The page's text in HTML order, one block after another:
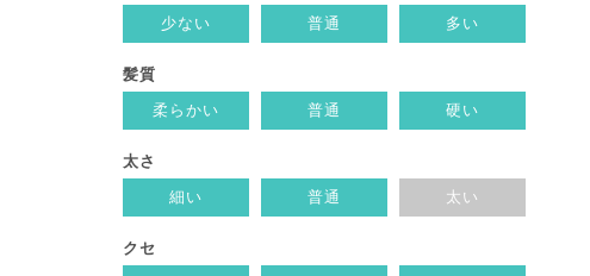
少ない
普通 多い
髪質
柔らかい
普通 硬い
太さ
細い
普通 太い
クセ